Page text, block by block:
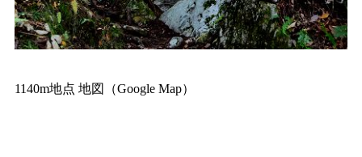
1140m地点 地図（Google Map）